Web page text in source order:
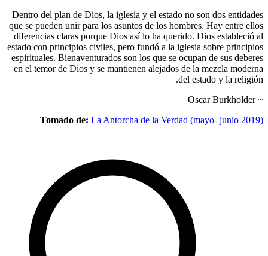
Dentro del plan de Dios, la iglesia y el
que se pueden unir para los asuntos de los
diferencias claras porque Dios así lo ha
estado con principios civiles, pero fundó a
espirituales. Bienaventurados son los que
en el temor de Dios y se mantienen
Tomado de: La Antorcha de la